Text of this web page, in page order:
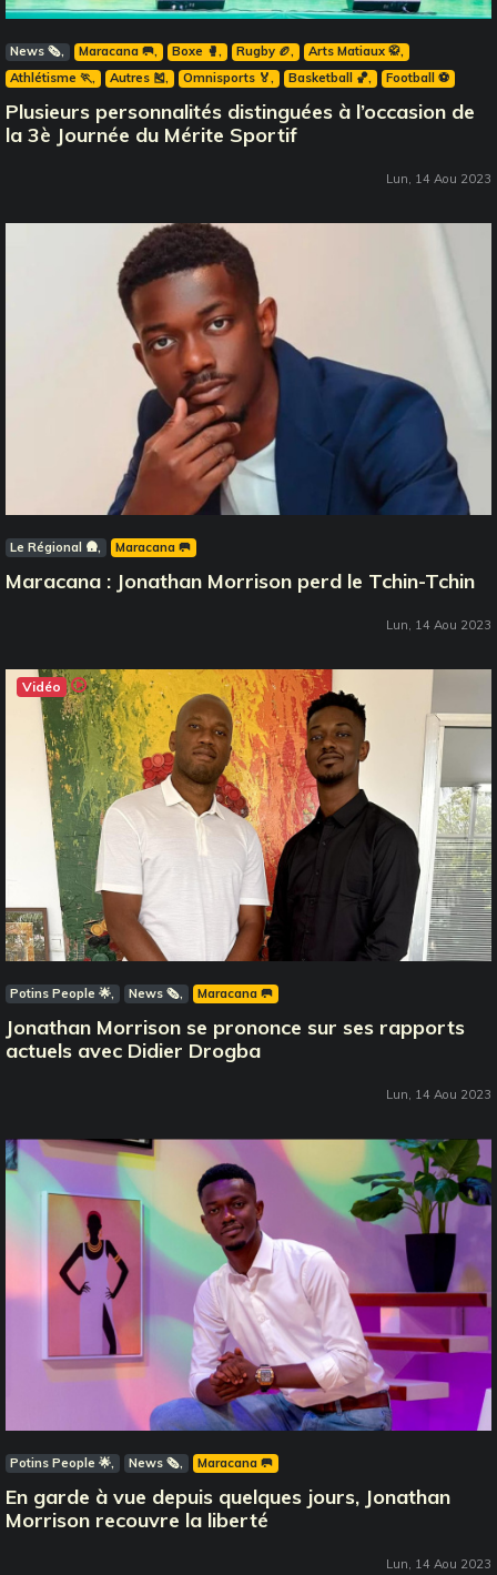
News 🗞️ Maracana 🥅 Boxe 🥊 Rugby 🏉
Arts Matiaux 🥋
Athlétisme 🏃
Autres 🎽 Omnisports 🏅 Basketball 🏀 Football ⚽️
Plusieurs personnalités distinguées à l’occasion de
la 3è Journée du Mérite Sportif
Lun, 14 Aou 2023
Le Régional 🛖 Maracana 🥅
Maracana : Jonathan Morrison perd le Tchin-Tchin
Lun, 14 Aou 2023
Vidéo
Potins People 🌟 News 🗞️ Maracana 🥅
Jonathan Morrison se prononce sur ses rapports
actuels avec Didier Drogba
Lun, 14 Aou 2023
Potins People 🌟 News 🗞️ Maracana 🥅
En garde à vue depuis quelques jours, Jonathan
Morrison recouvre la liberté
Lun, 14 Aou 2023